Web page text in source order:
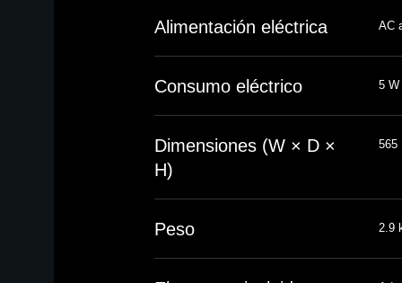
Alimentación eléctrica AC
Consumo eléctrico 5 W
Dimensiones (W × D ×
H)
565
Peso 2.9